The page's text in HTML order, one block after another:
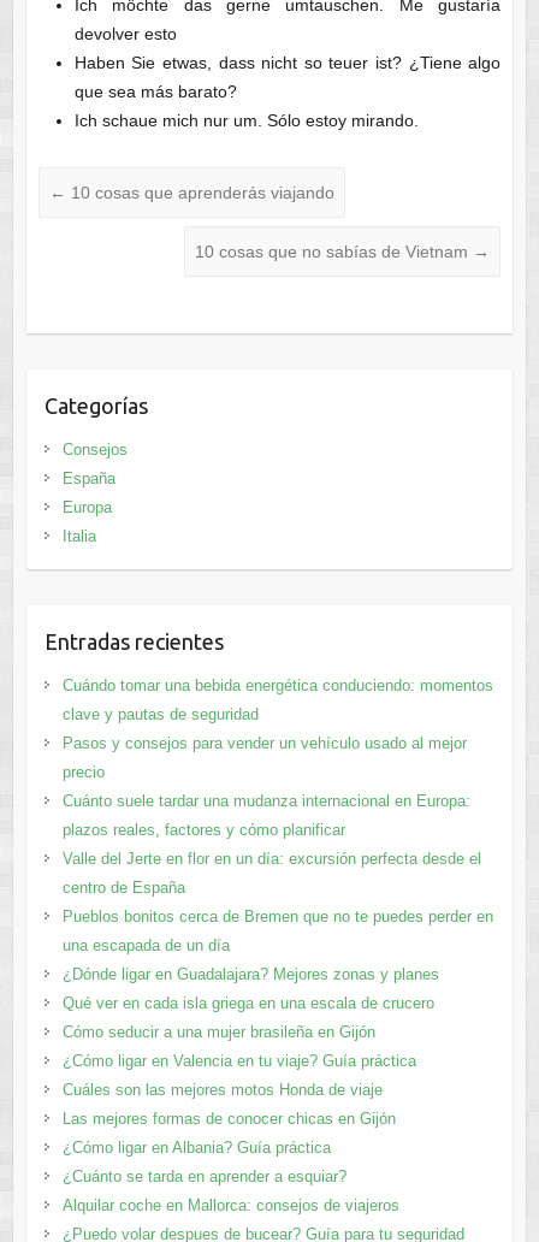
Ich möchte das gerne umtauschen. Me gustaría
devolver esto
Haben Sie etwas, dass nicht so teuer ist? ¿Tiene algo
que sea más barato?
Ich schaue mich nur um. Sólo estoy mirando.
← 10 cosas que aprenderás viajando
10 cosas que no sabías de Vietnam →
Categorías
Consejos
España
Europa
Italia
Entradas recientes
Cuándo tomar una bebida energética conduciendo: momentos
clave y pautas de seguridad
Pasos y consejos para vender un vehículo usado al mejor
precio
Cuánto suele tardar una mudanza internacional en Europa:
plazos reales, factores y cómo planificar
Valle del Jerte en flor en un día: excursión perfecta desde el
centro de España
Pueblos bonitos cerca de Bremen que no te puedes perder en
una escapada de un día
¿Dónde ligar en Guadalajara? Mejores zonas y planes​
Qué ver en cada isla griega en una escala de crucero
Cómo seducir a una mujer brasileña en Gijón
¿Cómo ligar en Valencia en tu viaje? Guía práctica
Cuáles son las mejores motos Honda de viaje
Las mejores formas de conocer chicas en Gijón
¿Cómo ligar en Albania? Guía práctica
¿Cuánto se tarda en aprender a esquiar?
Alquilar coche en Mallorca: consejos de viajeros
¿Puedo volar despues de bucear? Guía para tu seguridad